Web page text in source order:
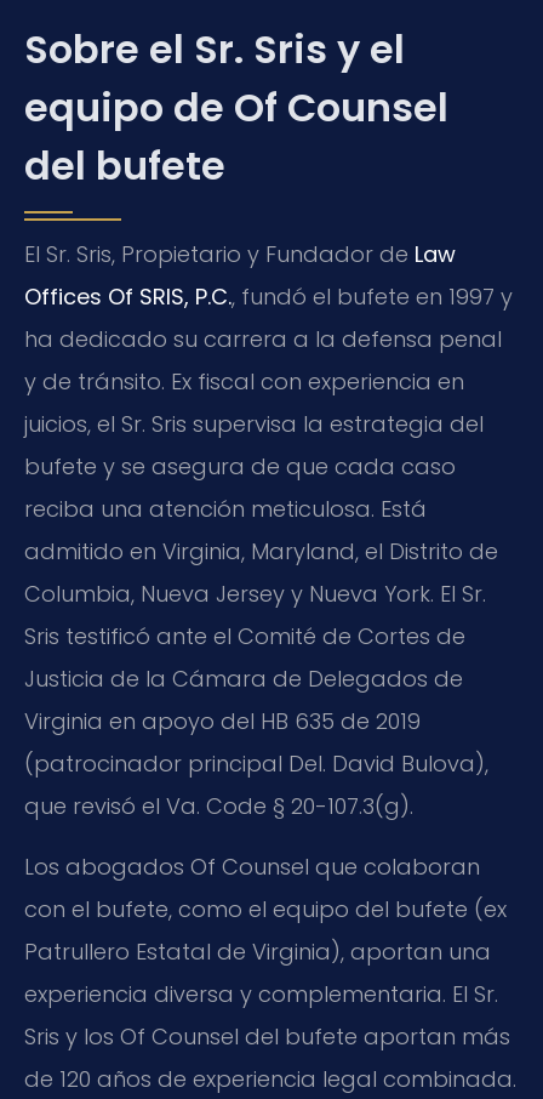
Sobre el Sr. Sris y el
equipo de Of Counsel
del bufete
El Sr. Sris, Propietario y Fundador de Law
Offices Of SRIS, P.C., fundó el bufete en 1997 y
ha dedicado su carrera a la defensa penal
y de tránsito. Ex fiscal con experiencia en
juicios, el Sr. Sris supervisa la estrategia del
bufete y se asegura de que cada caso
reciba una atención meticulosa. Está
admitido en Virginia, Maryland, el Distrito de
Columbia, Nueva Jersey y Nueva York. El Sr.
Sris testificó ante el Comité de Cortes de
Justicia de la Cámara de Delegados de
Virginia en apoyo del HB 635 de 2019
(patrocinador principal Del. David Bulova),
que revisó el Va. Code § 20-107.3(g).
Los abogados Of Counsel que colaboran
con el bufete, como el equipo del bufete (ex
Patrullero Estatal de Virginia), aportan una
experiencia diversa y complementaria. El Sr.
Sris y los Of Counsel del bufete aportan más
de 120 años de experiencia legal combinada.